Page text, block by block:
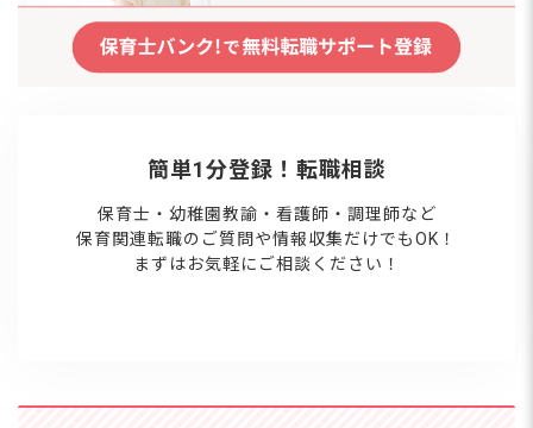
簡単1分登録！転職相談
保育士・幼稚園教諭・看護師・調理師など
保育関連転職のご質問や情報収集だけでもOK！
まずはお気軽にご相談ください！